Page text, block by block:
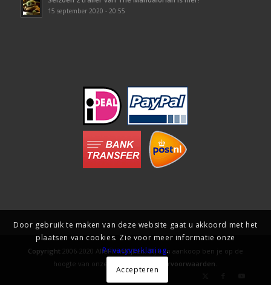
15 september 2020 - 20:55
Copyright2006-2020 AlleFilmsKijken. Bij een aankoop ben je op de
hoogte van onze
gebruiks- en levervoorwaarden
Door gebruik te maken van deze website gaat u akkoord met het
plaatsen van cookies. Zie voor meer informatie onze
Privacyverklaring.
Accepteren